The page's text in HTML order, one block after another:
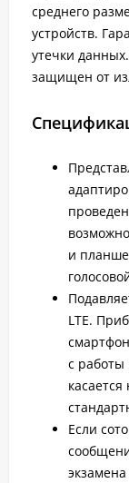
среднего
устройств.
утечки
защищен от
и
LTE.
с работы
Если